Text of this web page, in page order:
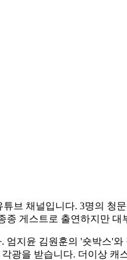
브 채널입니다. 3명의 청
게스트로 출연하지만
지윤 김원훈의 '숏박스'
광을 받습니다. 더이상